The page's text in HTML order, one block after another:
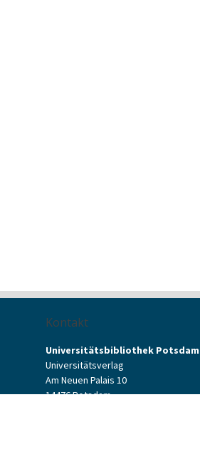
Kontakt
Universitätsbibliothek Potsdam
Universitätsverlag
Am Neuen Palais 10
14476 Potsdam